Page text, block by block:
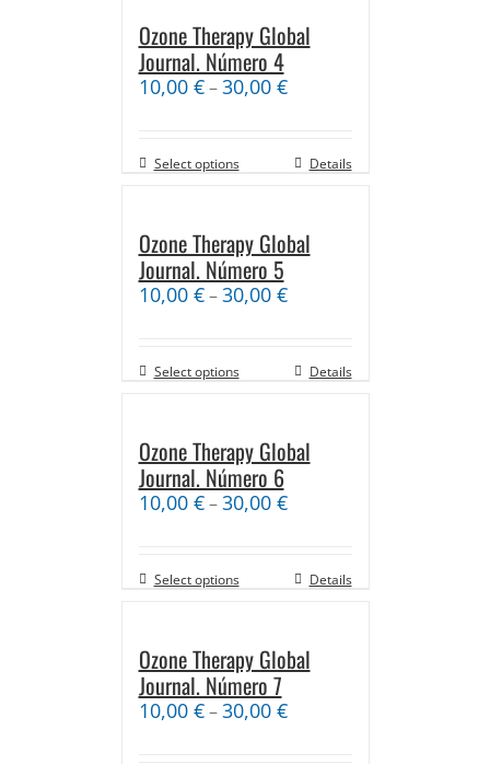
Ozone Therapy Global
Journal. Número 4
10,00 €–30,00 €
Select options Details
Ozone Therapy Global
Journal. Número 5
10,00 €–30,00 €
Select options Details
Ozone Therapy Global
Journal. Número 6
10,00 €–30,00 €
Select options Details
Ozone Therapy Global
Journal. Número 7
10,00 €–30,00 €